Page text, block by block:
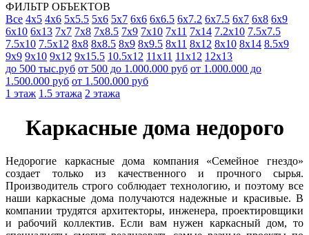
ФИЛЬТР ОБЪЕКТОВ
Все 4х5 4х6 5х5.5 5х6 5х7 6х6 6х6.5 6х7.2 6х7.5 6х7 6х8 6х9
6х10 6х13 7х7 7х8 7х8.5 7х9 7х10 7х11 7х14 7.2х10 7.5х7.5
7.5х10 7.5х12 8х8 8х8.5 8х9 8х9.5 8х11 8х12 8x10 8х14 8.5х9
9х9 9х10 9х12 9х15.5 10.5х12 11х11 11х12 12х13
до 500 тыс.руб от 500 до 1.000.000 руб от 1.000.000 до
1.500.000 руб от 1.500.000 руб
1 этаж 1.5 этажа 2 этажа
Каркасные дома недорого
Недорогие каркасные дома компания «Семейное гнездо»
создает только из качественного и прочного сырья.
Производитель строго соблюдает технологию, и поэтому все
наши каркасные дома получаются надежные и красивые. В
компании трудятся архитекторы, инженера, проектировщики
и рабочий коллектив. Если вам нужен каркасный дом, то